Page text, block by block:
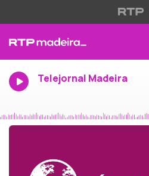
Telejornal Madeira